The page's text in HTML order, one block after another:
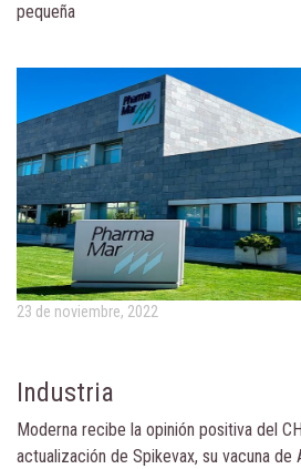
pequeña
23 de noviembre, 2022
Industria
Moderna recibe la opinión positiva del
actualización de Spikevax, su vacuna de